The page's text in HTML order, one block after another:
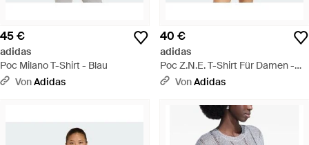
45 €
adidas
Poc Milano T-Shirt - Blau
VonAdidas
40 €
adidas
Poc Z.N.E. T-Shirt Für Damen -
BlauVonAdidas